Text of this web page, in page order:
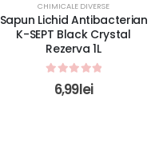
CHIMICALE DIVERSE
Sapun Lichid Antibacterian
K-SEPT Black Crystal
Rezerva 1L
out of 5
6,99lei